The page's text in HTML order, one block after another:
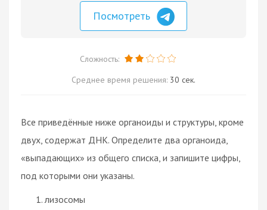
Посмотреть
Сложность:
Среднее время решения: 30 сек.
Все приведённые ниже органоиды и структуры, кроме
двух, содержат ДНК. Определите два органоида,
«выпадающих» из общего списка, и запишите цифры,
под которыми они указаны.
лизосомы